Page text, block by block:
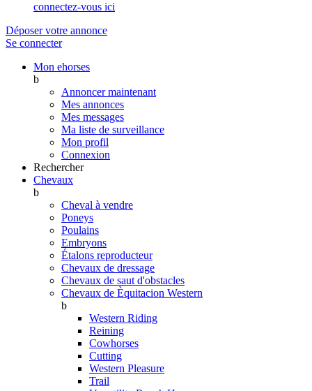
connectez-vous ici
Déposer votre annonce
Se connecter
Mon ehorses
b
Annoncer maintenant
Mes annonces
Mes messages
Ma liste de surveillance
Mon profil
Connexion
Rechercher
Chevaux
b
Cheval à vendre
Poneys
Poulains
Embryons
Étalons reproducteur
Chevaux de dressage
Chevaux de saut d'obstacles
Chevaux de Èquitacion Western
b
Western Riding
Reining
Cowhorses
Cutting
Western Pleasure
Trail